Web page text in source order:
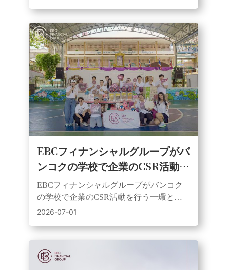
EBCフィナンシャルグループがバ
ンコクの学校で企業のCSR活動を
行う：サッカー、教育、地域貢献
が融合。
EBCフィナンシャルグループがバンコク
の学校で企業のCSR活動を行う一環とし
て、フアイクワンにあるワット・ウタ
2026-07-01